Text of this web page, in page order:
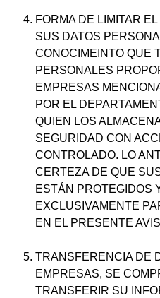
FORMA DE LIMITAR
SUS DATOS
CONOCIMEINTO QUE
PERSONALES
EMPRESAS
POR EL
QUIEN LOS
SEGURIDAD CON
CONTROLADO. LO
CERTEZA DE QUE
ESTÁN PROTEGIDOS
EXCLUSIVAMENTE
EN EL PRESENTE
TRANSFERENCIA DE
EMPRESAS, SE
TRANSFERIR SU